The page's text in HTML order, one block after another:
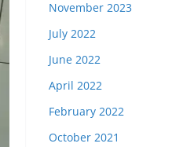
November 2023
July 2022
June 2022
April 2022
February 2022
October 2021